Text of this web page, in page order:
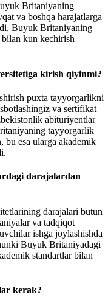
Britaniyaning
va boshqa harajatlarga
Buyuk Britaniyaning
bilan kun kechirish
kirish qiyinmi?
puxta tayyorgarlikni
va sertifikat
abituriyentlar
tayyorgarlik
esa ularga akademik
darajalardan
darajalari butun
va tadqiqot
ishga joylashishda
Buyuk Britaniyadagi
standartlar bilan
kerak?